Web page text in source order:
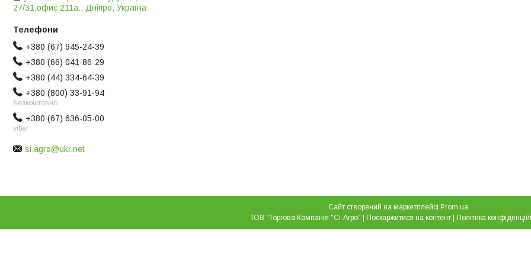
27/31,офис 211а., Дніпро, Україна
+380 (67) 945-24-39
+380 (66) 041-86-29
+380 (44) 334-64-39
+380 (800) 33-91-94
Безкоштовно
+380 (67) 636-05-00
viber
si.agro@ukr.net
Сайт створений на маркетплейсі Prom.ua
ТОВ "Торгова Компанія "Сі-Агро" | Поскаржитися на контент | Політика